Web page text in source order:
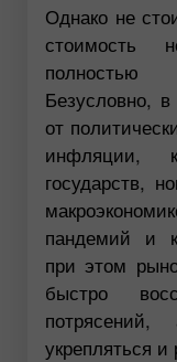
Однако не
стоимость
полностью
Безусловно,
от
инфляции,
государств,
пандемий и
при этом
быстро
укрепляться и